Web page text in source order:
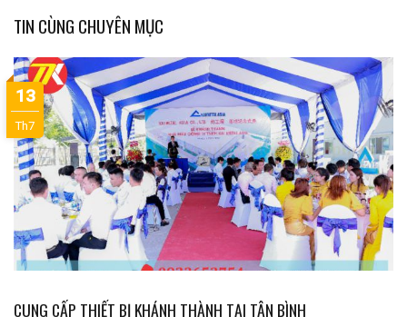
TIN CÙNG CHUYÊN MỤC
CUNG CẤP THIẾT BỊ KHÁNH THÀNH TẠI TÂN BÌNH
13
Th7